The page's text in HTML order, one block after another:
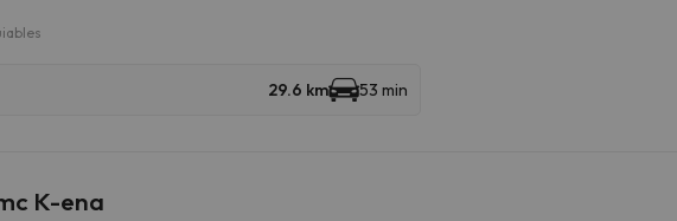
29.6 km 53 min
K-ena